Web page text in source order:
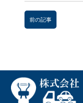
前
後
へ
の
前の記事